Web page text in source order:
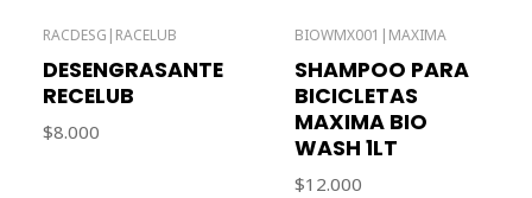
RACDESG | RACELUB
DESENGRASANTE
RECELUB
$8.000
BIOWMX001 | MAXIMA
SHAMPOO PARA
BICICLETAS
MAXIMA BIO
WASH 1LT
$12.000